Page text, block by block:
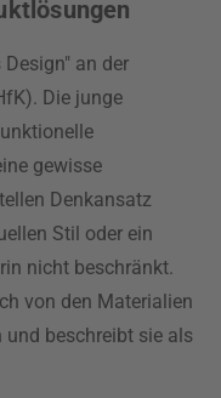
an der
Die junge
gewisse
Denkansatz
Stil oder ein
nicht beschränkt.
von den Materialien
und beschreibt sie als